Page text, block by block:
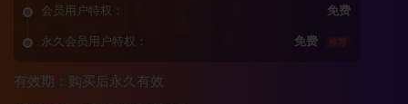
会员用户特权： 免费
永久会员用户特权： 免费 推荐
有效期：购买后永久有效